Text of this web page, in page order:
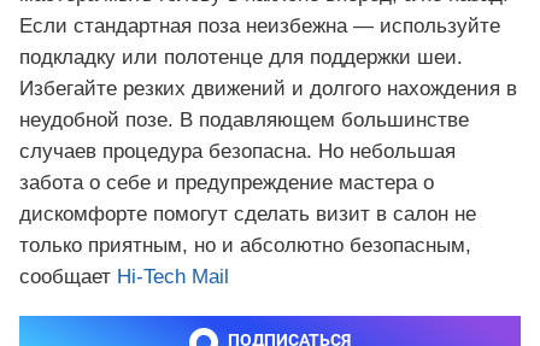
Если стандартная поза неизбежна — используйте
подкладку или полотенце для поддержки шеи.
Избегайте резких движений и долгого нахождения в
неудобной позе. В подавляющем большинстве
случаев процедура безопасна. Но небольшая
забота о себе и предупреждение мастера о
дискомфорте помогут сделать визит в салон не
только приятным, но и абсолютно безопасным,
сообщает Hi-Tech Mail
ПОДПИСАТЬСЯ